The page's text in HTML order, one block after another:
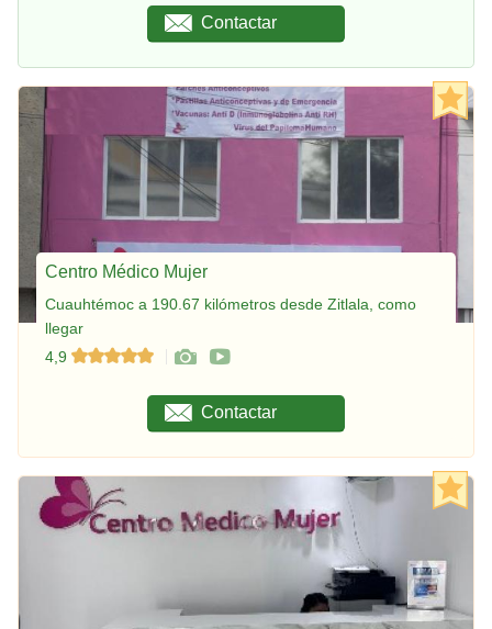
Contactar
Centro Médico Mujer
Cuauhtémoc a 190.67 kilómetros desde Zitlala, como
llegar
4,9
Contactar